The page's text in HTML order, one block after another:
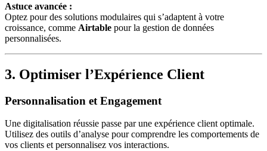
Astuce avancée :
Optez pour des solutions modulaires qui s’adaptent à votre
croissance, comme Airtable pour la gestion de données
personnalisées.
3. Optimiser l’Expérience Client
Personnalisation et Engagement
Une digitalisation réussie passe par une expérience client optimale.
Utilisez des outils d’analyse pour comprendre les comportements de
vos clients et personnalisez vos interactions.